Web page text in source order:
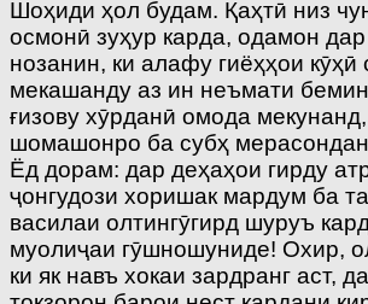
Шоҳиди ҳол будам. Қаҳтӣ низ
осмонӣ зуҳур карда, одамон
нозанин, ки алафу гиёҳҳои кӯҳӣ
мекашанду аз ин неъмати
ғизову хӯрданӣ омода
шомашонро ба субҳ
Ёд дорам: дар деҳаҳои гирду
ҷонгудози хоришак мардум ба
василаи олтингӯгирд шуруъ
муолиҷаи гӯшношуниде! Охир,
ки як навъ хокаи зардранг аст,